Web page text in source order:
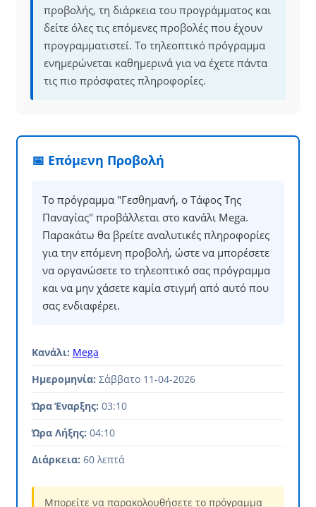
προβολής, τη διάρκεια του προγράμματος και
δείτε όλες τις επόμενες προβολές που έχουν
προγραμματιστεί. Το τηλεοπτικό πρόγραμμα
ενημερώνεται καθημερινά για να έχετε πάντα
τις πιο πρόσφατες πληροφορίες.
📅 Επόμενη Προβολή
Το πρόγραμμα "Γεσθημανή, ο Τάφος Της
Παναγίας" προβάλλεται στο κανάλι Mega.
Παρακάτω θα βρείτε αναλυτικές πληροφορίες
για την επόμενη προβολή, ώστε να μπορέσετε
να οργανώσετε το τηλεοπτικό σας πρόγραμμα
και να μην χάσετε καμία στιγμή από αυτό που
σας ενδιαφέρει.
Κανάλι: Mega
Ημερομηνία: Σάββατο 11-04-2026
Ώρα Έναρξης: 03:10
Ώρα Λήξης: 04:10
Διάρκεια: 60 λεπτά
Μπορείτε να παρακολουθήσετε το πρόγραμμα